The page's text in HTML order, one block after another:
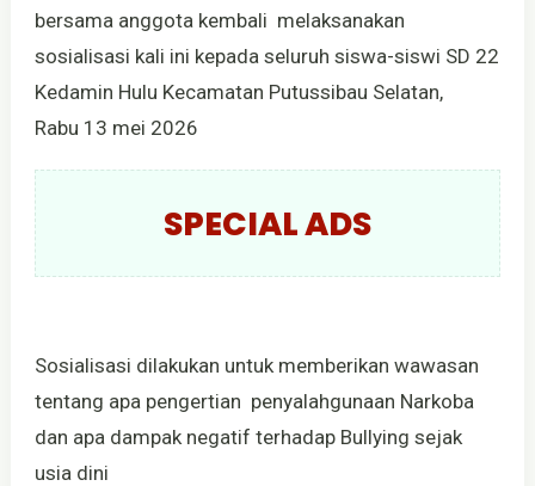
bersama anggota kembali melaksanakan
sosialisasi kali ini kepada seluruh siswa-siswi SD 22
Kedamin Hulu Kecamatan Putussibau Selatan,
Rabu 13 mei 2026
SPECIAL ADS
Sosialisasi dilakukan untuk memberikan wawasan
tentang apa pengertian penyalahgunaan Narkoba
dan apa dampak negatif terhadap Bullying sejak
usia dini